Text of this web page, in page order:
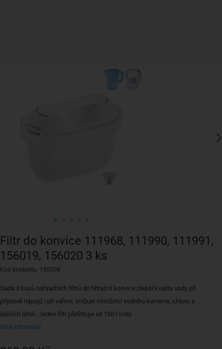
Filtr do konvice 111968, 111990, 111991,
156019, 156020 3 ks
Kód produktu 180309
Sada 3 kusů náhradních filtrů do filtrační konvice zlepší kvalitu vody při
přípravě nápojů i při vaření, snižuje množství vodního kamene, chloru a
dalších látek. Jeden filtr přefiltruje až 150 l vody.
Více informací